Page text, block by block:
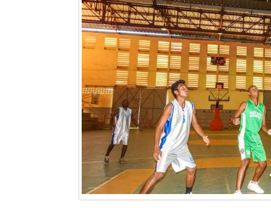
L'actualité du tourisme